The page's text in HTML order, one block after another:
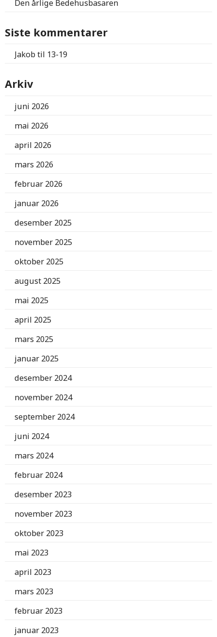
Den årlige Bedehusbasaren
Siste kommentarer
Jakobtil 13-19
Arkiv
juni 2026
mai 2026
april 2026
mars 2026
februar 2026
januar 2026
desember 2025
november 2025
oktober 2025
august 2025
mai 2025
april 2025
mars 2025
januar 2025
desember 2024
november 2024
september 2024
juni 2024
mars 2024
februar 2024
desember 2023
november 2023
oktober 2023
mai 2023
april 2023
mars 2023
februar 2023
januar 2023